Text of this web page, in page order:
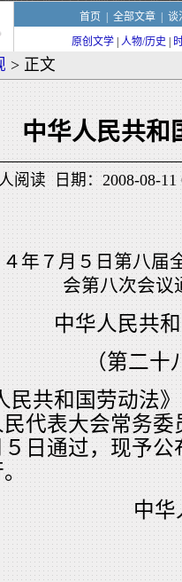
首页 全部文章| 谈
原创文学 人物/历史
> 正文
中华人民共和
阅读 日期：2008-08-
年７月５日第八届
会第八次会议
中华人民共
（第二十
民共和国劳动法
代表大会常务
５日通过，现予
中华